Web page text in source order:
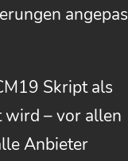
Skript als
wird – vor allen
Anbieter